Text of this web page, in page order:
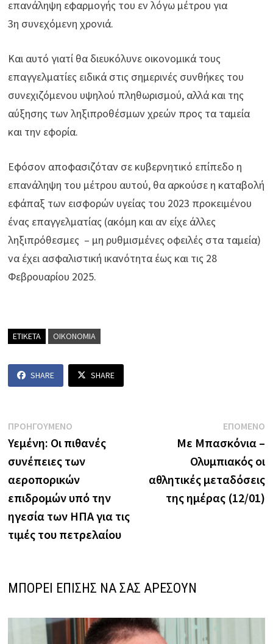
επανάληψη εφαρμογής του εν λόγω μέτρου για
3η συνεχόμενη χρονιά.
Και αυτό γιατί θα διευκόλυνε οικονομικά τους
επαγγελματίες ειδικά στις σημερινές συνθήκες του
συνεχιζόμενου υψηλού πληθωρισμού, αλλά και της
αύξησης των ληξιπροθέσμων χρεών προς τα ταμεία
και την εφορία.
Εφόσον αποφασιζόταν σε κυβερνητικό επίπεδο η
επανάληψη του μέτρου αυτού, θα αρκούσε η καταβολή
εφάπαξ των εισφορών υγείας του 2023 προκειμένου
ένας επαγγελματίας (ακόμη και αν είχε άλλες
ληξιπρόθεσμες – μη ρυθμισμένες οφειλές στα ταμεία)
να έχει ασφαλιστική ικανότητα έως και τις 28
Φεβρουαρίου 2025.
ΕΤΙΚΕΤΑ ΟΙΚΟΝΟΜΙΑ
SHARE SHARE
Πλοήγηση
άρθρων
ΠΡΟΗΓΟΥΜΕΝΟ
post:
Υεμένη: Οι πιθανές
συνέπειες των
αεροπορικών
επιδρομών υπό την
ηγεσία των ΗΠΑ για τις
τιμές του πετρελαίου
ΕΠΟΜΕΝΟ
Με Μπασκόνια –
Ολυμπιακός οι
αθλητικές μεταδόσεις
της ημέρας (12/01)
ΜΠΟΡΕΙ ΕΠΙΣΗΣ ΝΑ ΣΑΣ ΑΡΕΣΟΥΝ